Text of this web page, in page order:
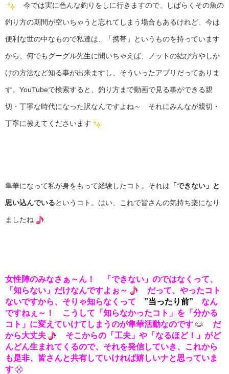
今では実に色んな釣りをしに行きますので、しばらくその魚の
釣り方の期間が空いちゃうと忘れてしまう場合もあるけれど、今は
便利な世の中なもので私達は、「携帯」というものを持っています
から、何でもグーグル先生に聞いちゃえば、ノットの結び方やしか
けの方法など知る事が出来ますし、そういったアプリだってありま
す。YouTubeで検索すると、釣り方まで動画で見る事ができる親
切・丁寧な時代になった訳なんですよね～ それにみんなが親切・
丁寧に教えてくださいます
隼華になって私が身をもって経験したコト。それは 「できない」と
思い込んでいるというコト。はい、これで皆さんの気持ち楽になり
ましたね
女性陣のみなさぁ～ん！ 「できない」のではなくって、
「知らない」だけなんですよぉ～
だって、やったコト
ないですから、そりゃ知らなくって ”当ったり前” なん
ですねぇ～！ こうして「知らなかったコト」を「分かる
コト」に変えていけてしまうのが隼華活動なのです
だ
から大丈夫
そこからの「工夫」や「なるほど！」がど
んどん生まれてくるので、それを発信していき、これから
も是非、皆さんと共有していければ嬉しいナと思っていま
す